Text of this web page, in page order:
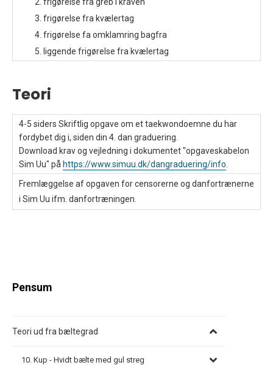
frigørelse fra kvælertag
frigørelse fa omklamring bagfra
liggende frigørelse fra kvælertag
Teori
4-5 siders Skriftlig opgave om et taekwondoemne du har
fordybet dig i, siden din 4. dan graduering.
Download krav og vejledning i dokumentet "opgaveskabelon
Sim Uu" på https://www.simuu.dk/dangraduering/info
Fremlæggelse af opgaven for censorerne og danfortrænerne
i Sim Uu ifm. danfortræningen.
Pensum
Teori ud fra bæltegrad
10. Kup - Hvidt bælte med gul streg